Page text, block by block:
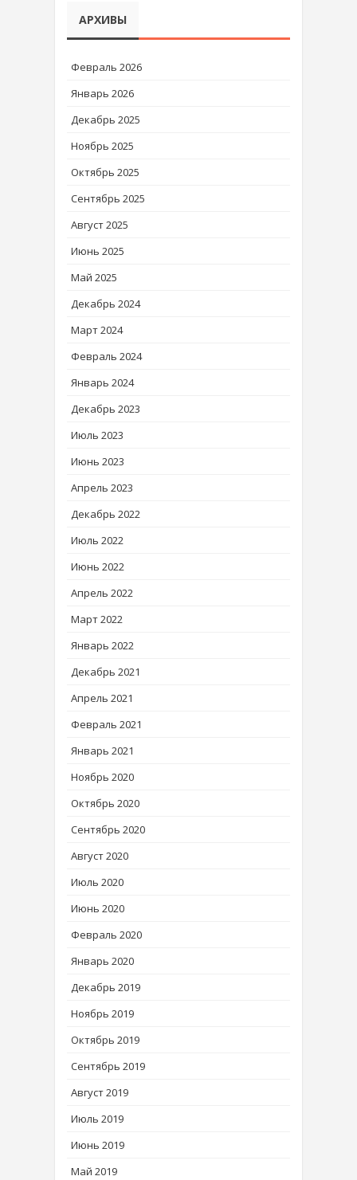
АРХИВЫ
Февраль 2026
Январь 2026
Декабрь 2025
Ноябрь 2025
Октябрь 2025
Сентябрь 2025
Август 2025
Июнь 2025
Май 2025
Декабрь 2024
Март 2024
Февраль 2024
Январь 2024
Декабрь 2023
Июль 2023
Июнь 2023
Апрель 2023
Декабрь 2022
Июль 2022
Июнь 2022
Апрель 2022
Март 2022
Январь 2022
Декабрь 2021
Апрель 2021
Февраль 2021
Январь 2021
Ноябрь 2020
Октябрь 2020
Сентябрь 2020
Август 2020
Июль 2020
Июнь 2020
Февраль 2020
Январь 2020
Декабрь 2019
Ноябрь 2019
Октябрь 2019
Сентябрь 2019
Август 2019
Июль 2019
Июнь 2019
Май 2019